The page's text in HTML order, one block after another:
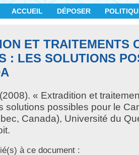
ACCUEIL DÉPOSER
ET TRAITEMENTS
: LES SOLUTIONS
(2008). « Extradition et
solutions possibles pour le
Canada), Université du
à ce document :